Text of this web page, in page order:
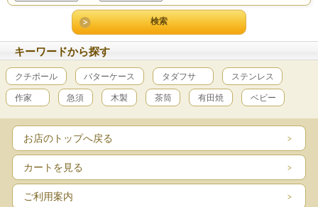
キーワードから探す
クチポール バターケース タダフサ ステンレス
作家 急須 木製 茶筒 有田焼 ベビー
お店のトップへ戻る
カートを見る
ご利用案内